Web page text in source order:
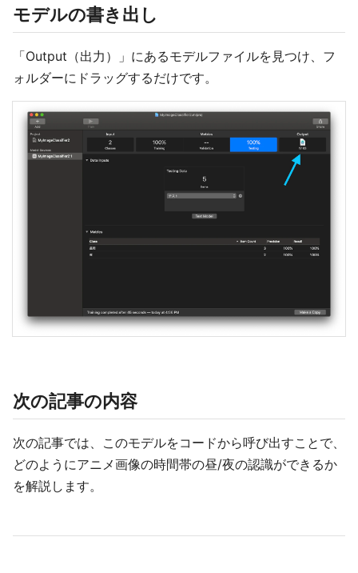
モデルの書き出し
「Output（出力）」にあるモデルファイルを見つけ、フ
ォルダーにドラッグするだけです。
次の記事の内容
次の記事では、このモデルをコードから呼び出すことで、
どのようにアニメ画像の時間帯の昼/夜の認識ができるか
を解説します。